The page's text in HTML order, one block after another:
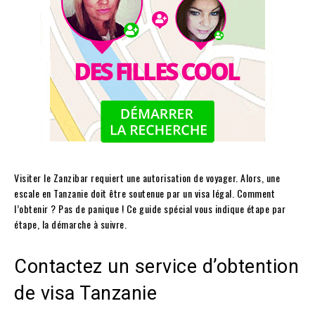
Visiter le Zanzibar requiert une autorisation de voyager. Alors, une
escale en Tanzanie doit être soutenue par un visa légal. Comment
l’obtenir ? Pas de panique ! Ce guide spécial vous indique étape par
étape, la démarche à suivre.
Contactez un service d’obtention
de visa Tanzanie